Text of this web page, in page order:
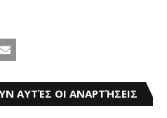
ΑΥΤΈΣ ΟΙ ΑΝΑΡΤΉΣΕΙΣ